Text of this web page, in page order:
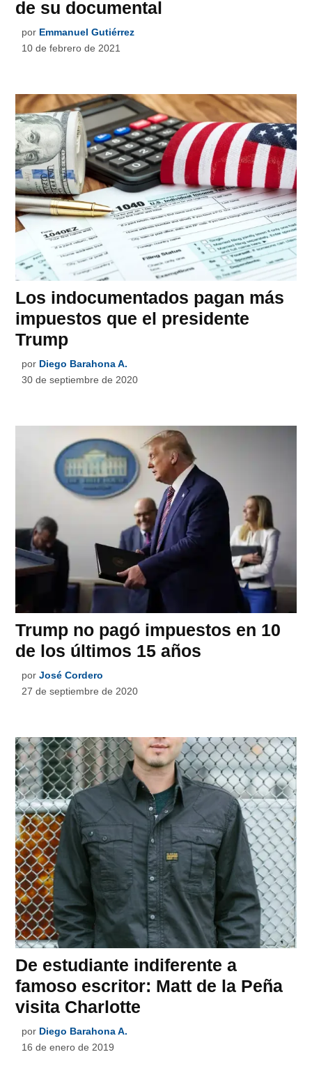
de su documental
por Emmanuel Gutiérrez
10 de febrero de 2021
Los indocumentados pagan más
impuestos que el presidente
Trump
por Diego Barahona A.
30 de septiembre de 2020
Trump no pagó impuestos en 10
de los últimos 15 años
por José Cordero
27 de septiembre de 2020
De estudiante indiferente a
famoso escritor: Matt de la Peña
visita Charlotte
por Diego Barahona A.
16 de enero de 2019